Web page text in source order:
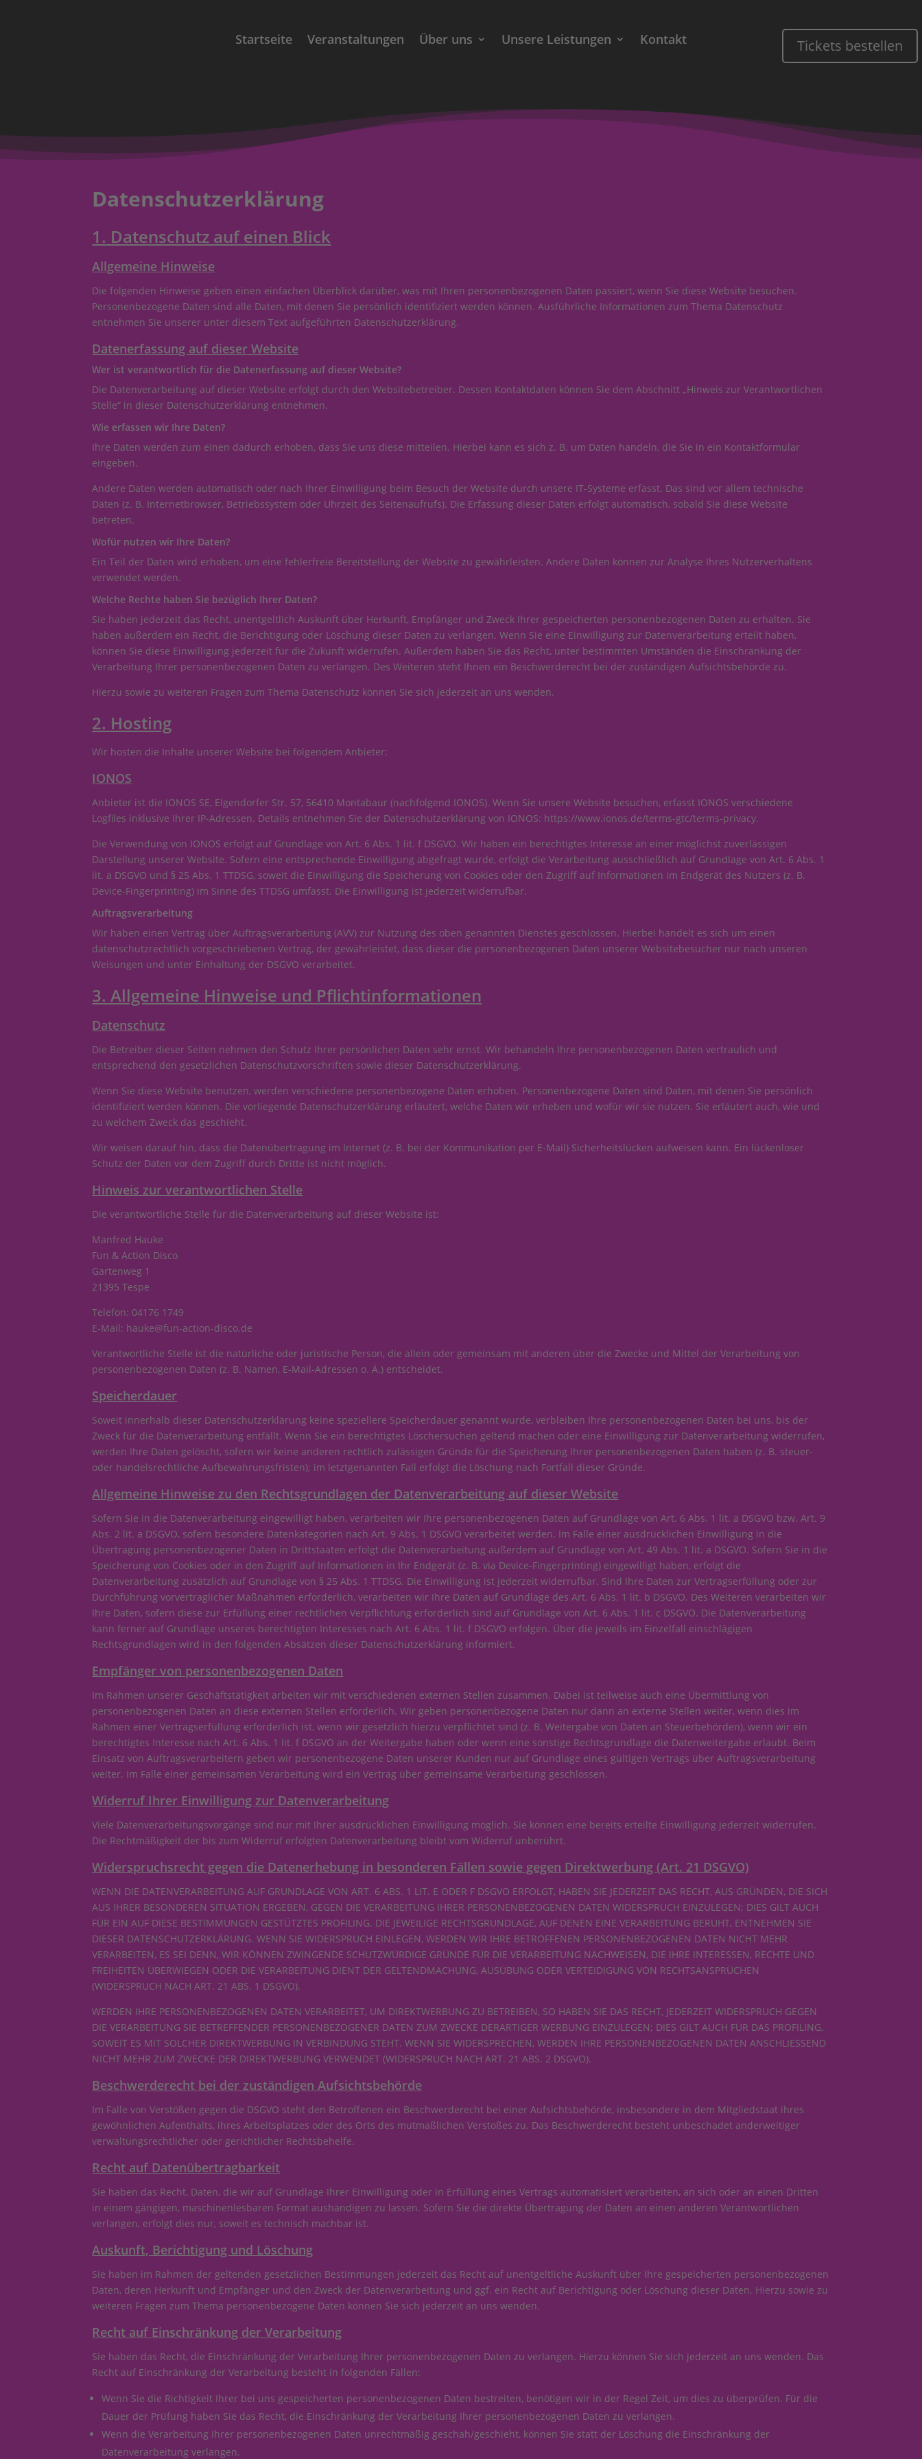
Startseite Veranstaltungen Über uns Unsere Leistungen Kontakt Tickets bestellen
Datenschutz­erklärung
1. Datenschutz auf einen Blick
Allgemeine Hinweise
Die folgenden Hinweise geben einen einfachen Überblick darüber, was mit Ihren personenbezogenen Daten passiert, wenn Sie diese Website besuchen.
Personenbezogene Daten sind alle Daten, mit denen Sie persönlich identifiziert werden können. Ausführliche Informationen zum Thema Datenschutz
entnehmen Sie unserer unter diesem Text aufgeführten Datenschutzerklärung.
Datenerfassung auf dieser Website
Wer ist verantwortlich für die Datenerfassung auf dieser Website?
Die Datenverarbeitung auf dieser Website erfolgt durch den Websitebetreiber. Dessen Kontaktdaten können Sie dem Abschnitt „Hinweis zur Verantwortlichen
Stelle“ in dieser Datenschutzerklärung entnehmen.
Wie erfassen wir Ihre Daten?
Ihre Daten werden zum einen dadurch erhoben, dass Sie uns diese mitteilen. Hierbei kann es sich z. B. um Daten handeln, die Sie in ein Kontaktformular
eingeben.
Andere Daten werden automatisch oder nach Ihrer Einwilligung beim Besuch der Website durch unsere IT-Systeme erfasst. Das sind vor allem technische
Daten (z. B. Internetbrowser, Betriebssystem oder Uhrzeit des Seitenaufrufs). Die Erfassung dieser Daten erfolgt automatisch, sobald Sie diese Website
betreten.
Wofür nutzen wir Ihre Daten?
Ein Teil der Daten wird erhoben, um eine fehlerfreie Bereitstellung der Website zu gewährleisten. Andere Daten können zur Analyse Ihres Nutzerverhaltens
verwendet werden.
Welche Rechte haben Sie bezüglich Ihrer Daten?
Sie haben jederzeit das Recht, unentgeltlich Auskunft über Herkunft, Empfänger und Zweck Ihrer gespeicherten personenbezogenen Daten zu erhalten. Sie
haben außerdem ein Recht, die Berichtigung oder Löschung dieser Daten zu verlangen. Wenn Sie eine Einwilligung zur Datenverarbeitung erteilt haben,
können Sie diese Einwilligung jederzeit für die Zukunft widerrufen. Außerdem haben Sie das Recht, unter bestimmten Umständen die Einschränkung der
Verarbeitung Ihrer personenbezogenen Daten zu verlangen. Des Weiteren steht Ihnen ein Beschwerderecht bei der zuständigen Aufsichtsbehörde zu.
Hierzu sowie zu weiteren Fragen zum Thema Datenschutz können Sie sich jederzeit an uns wenden.
2. Hosting
Wir hosten die Inhalte unserer Website bei folgendem Anbieter:
IONOS
Anbieter ist die IONOS SE, Elgendorfer Str. 57, 56410 Montabaur (nachfolgend IONOS). Wenn Sie unsere Website besuchen, erfasst IONOS verschiedene
Logfiles inklusive Ihrer IP-Adressen. Details entnehmen Sie der Datenschutzerklärung von IONOS: https://www.ionos.de/terms-gtc/terms-privacy.
Die Verwendung von IONOS erfolgt auf Grundlage von Art. 6 Abs. 1 lit. f DSGVO. Wir haben ein berechtigtes Interesse an einer möglichst zuverlässigen
Darstellung unserer Website. Sofern eine entsprechende Einwilligung abgefragt wurde, erfolgt die Verarbeitung ausschließlich auf Grundlage von Art. 6 Abs. 1
lit. a DSGVO und § 25 Abs. 1 TTDSG, soweit die Einwilligung die Speicherung von Cookies oder den Zugriff auf Informationen im Endgerät des Nutzers (z. B.
Device-Fingerprinting) im Sinne des TTDSG umfasst. Die Einwilligung ist jederzeit widerrufbar.
Auftragsverarbeitung
Wir haben einen Vertrag über Auftragsverarbeitung (AVV) zur Nutzung des oben genannten Dienstes geschlossen. Hierbei handelt es sich um einen
datenschutzrechtlich vorgeschriebenen Vertrag, der gewährleistet, dass dieser die personenbezogenen Daten unserer Websitebesucher nur nach unseren
Weisungen und unter Einhaltung der DSGVO verarbeitet.
3. Allgemeine Hinweise und Pflicht­informationen
Datenschutz
Die Betreiber dieser Seiten nehmen den Schutz Ihrer persönlichen Daten sehr ernst. Wir behandeln Ihre personenbezogenen Daten vertraulich und
entsprechend den gesetzlichen Datenschutzvorschriften sowie dieser Datenschutzerklärung.
Wenn Sie diese Website benutzen, werden verschiedene personenbezogene Daten erhoben. Personenbezogene Daten sind Daten, mit denen Sie persönlich
identifiziert werden können. Die vorliegende Datenschutzerklärung erläutert, welche Daten wir erheben und wofür wir sie nutzen. Sie erläutert auch, wie und
zu welchem Zweck das geschieht.
Wir weisen darauf hin, dass die Datenübertragung im Internet (z. B. bei der Kommunikation per E-Mail) Sicherheitslücken aufweisen kann. Ein lückenloser
Schutz der Daten vor dem Zugriff durch Dritte ist nicht möglich.
Hinweis zur verantwortlichen Stelle
Die verantwortliche Stelle für die Datenverarbeitung auf dieser Website ist:
Manfred Hauke
Fun & Action Disco
Gartenweg 1
21395 Tespe
Telefon: 04176 1749
E-Mail: hauke@fun-action-disco.de
Verantwortliche Stelle ist die natürliche oder juristische Person, die allein oder gemeinsam mit anderen über die Zwecke und Mittel der Verarbeitung von
personenbezogenen Daten (z. B. Namen, E-Mail-Adressen o. Ä.) entscheidet.
Speicherdauer
Soweit innerhalb dieser Datenschutzerklärung keine speziellere Speicherdauer genannt wurde, verbleiben Ihre personenbezogenen Daten bei uns, bis der
Zweck für die Datenverarbeitung entfällt. Wenn Sie ein berechtigtes Löschersuchen geltend machen oder eine Einwilligung zur Datenverarbeitung widerrufen,
werden Ihre Daten gelöscht, sofern wir keine anderen rechtlich zulässigen Gründe für die Speicherung Ihrer personenbezogenen Daten haben (z. B. steuer-
oder handelsrechtliche Aufbewahrungsfristen); im letztgenannten Fall erfolgt die Löschung nach Fortfall dieser Gründe.
Allgemeine Hinweise zu den Rechtsgrundlagen der Datenverarbeitung auf dieser Website
Sofern Sie in die Datenverarbeitung eingewilligt haben, verarbeiten wir Ihre personenbezogenen Daten auf Grundlage von Art. 6 Abs. 1 lit. a DSGVO bzw. Art. 9
Abs. 2 lit. a DSGVO, sofern besondere Datenkategorien nach Art. 9 Abs. 1 DSGVO verarbeitet werden. Im Falle einer ausdrücklichen Einwilligung in die
Übertragung personenbezogener Daten in Drittstaaten erfolgt die Datenverarbeitung außerdem auf Grundlage von Art. 49 Abs. 1 lit. a DSGVO. Sofern Sie in die
Speicherung von Cookies oder in den Zugriff auf Informationen in Ihr Endgerät (z. B. via Device-Fingerprinting) eingewilligt haben, erfolgt die
Datenverarbeitung zusätzlich auf Grundlage von § 25 Abs. 1 TTDSG. Die Einwilligung ist jederzeit widerrufbar. Sind Ihre Daten zur Vertragserfüllung oder zur
Durchführung vorvertraglicher Maßnahmen erforderlich, verarbeiten wir Ihre Daten auf Grundlage des Art. 6 Abs. 1 lit. b DSGVO. Des Weiteren verarbeiten wir
Ihre Daten, sofern diese zur Erfüllung einer rechtlichen Verpflichtung erforderlich sind auf Grundlage von Art. 6 Abs. 1 lit. c DSGVO. Die Datenverarbeitung
kann ferner auf Grundlage unseres berechtigten Interesses nach Art. 6 Abs. 1 lit. f DSGVO erfolgen. Über die jeweils im Einzelfall einschlägigen
Rechtsgrundlagen wird in den folgenden Absätzen dieser Datenschutzerklärung informiert.
Empfänger von personenbezogenen Daten
Im Rahmen unserer Geschäftstätigkeit arbeiten wir mit verschiedenen externen Stellen zusammen. Dabei ist teilweise auch eine Übermittlung von
personenbezogenen Daten an diese externen Stellen erforderlich. Wir geben personenbezogene Daten nur dann an externe Stellen weiter, wenn dies im
Rahmen einer Vertragserfüllung erforderlich ist, wenn wir gesetzlich hierzu verpflichtet sind (z. B. Weitergabe von Daten an Steuerbehörden), wenn wir ein
berechtigtes Interesse nach Art. 6 Abs. 1 lit. f DSGVO an der Weitergabe haben oder wenn eine sonstige Rechtsgrundlage die Datenweitergabe erlaubt. Beim
Einsatz von Auftragsverarbeitern geben wir personenbezogene Daten unserer Kunden nur auf Grundlage eines gültigen Vertrags über Auftragsverarbeitung
weiter. Im Falle einer gemeinsamen Verarbeitung wird ein Vertrag über gemeinsame Verarbeitung geschlossen.
Widerruf Ihrer Einwilligung zur Datenverarbeitung
Viele Datenverarbeitungsvorgänge sind nur mit Ihrer ausdrücklichen Einwilligung möglich. Sie können eine bereits erteilte Einwilligung jederzeit widerrufen.
Die Rechtmäßigkeit der bis zum Widerruf erfolgten Datenverarbeitung bleibt vom Widerruf unberührt.
Widerspruchsrecht gegen die Datenerhebung in besonderen Fällen sowie gegen Direktwerbung (Art. 21 DSGVO)
WENN DIE DATENVERARBEITUNG AUF GRUNDLAGE VON ART. 6 ABS. 1 LIT. E ODER F DSGVO ERFOLGT, HABEN SIE JEDERZEIT DAS RECHT, AUS GRÜNDEN, DIE SICH
AUS IHRER BESONDEREN SITUATION ERGEBEN, GEGEN DIE VERARBEITUNG IHRER PERSONENBEZOGENEN DATEN WIDERSPRUCH EINZULEGEN; DIES GILT AUCH
FÜR EIN AUF DIESE BESTIMMUNGEN GESTÜTZTES PROFILING. DIE JEWEILIGE RECHTSGRUNDLAGE, AUF DENEN EINE VERARBEITUNG BERUHT, ENTNEHMEN SIE
DIESER DATENSCHUTZERKLÄRUNG. WENN SIE WIDERSPRUCH EINLEGEN, WERDEN WIR IHRE BETROFFENEN PERSONENBEZOGENEN DATEN NICHT MEHR
VERARBEITEN, ES SEI DENN, WIR KÖNNEN ZWINGENDE SCHUTZWÜRDIGE GRÜNDE FÜR DIE VERARBEITUNG NACHWEISEN, DIE IHRE INTERESSEN, RECHTE UND
FREIHEITEN ÜBERWIEGEN ODER DIE VERARBEITUNG DIENT DER GELTENDMACHUNG, AUSÜBUNG ODER VERTEIDIGUNG VON RECHTSANSPRÜCHEN
(WIDERSPRUCH NACH ART. 21 ABS. 1 DSGVO).
WERDEN IHRE PERSONENBEZOGENEN DATEN VERARBEITET, UM DIREKTWERBUNG ZU BETREIBEN, SO HABEN SIE DAS RECHT, JEDERZEIT WIDERSPRUCH GEGEN
DIE VERARBEITUNG SIE BETREFFENDER PERSONENBEZOGENER DATEN ZUM ZWECKE DERARTIGER WERBUNG EINZULEGEN; DIES GILT AUCH FÜR DAS PROFILING,
SOWEIT ES MIT SOLCHER DIREKTWERBUNG IN VERBINDUNG STEHT. WENN SIE WIDERSPRECHEN, WERDEN IHRE PERSONENBEZOGENEN DATEN ANSCHLIESSEND
NICHT MEHR ZUM ZWECKE DER DIREKTWERBUNG VERWENDET (WIDERSPRUCH NACH ART. 21 ABS. 2 DSGVO).
Beschwerde­recht bei der zuständigen Aufsichts­behörde
Im Falle von Verstößen gegen die DSGVO steht den Betroffenen ein Beschwerderecht bei einer Aufsichtsbehörde, insbesondere in dem Mitgliedstaat ihres
gewöhnlichen Aufenthalts, ihres Arbeitsplatzes oder des Orts des mutmaßlichen Verstoßes zu. Das Beschwerderecht besteht unbeschadet anderweitiger
verwaltungsrechtlicher oder gerichtlicher Rechtsbehelfe.
Recht auf Daten­übertrag­barkeit
Sie haben das Recht, Daten, die wir auf Grundlage Ihrer Einwilligung oder in Erfüllung eines Vertrags automatisiert verarbeiten, an sich oder an einen Dritten
in einem gängigen, maschinenlesbaren Format aushändigen zu lassen. Sofern Sie die direkte Übertragung der Daten an einen anderen Verantwortlichen
verlangen, erfolgt dies nur, soweit es technisch machbar ist.
Auskunft, Berichtigung und Löschung
Sie haben im Rahmen der geltenden gesetzlichen Bestimmungen jederzeit das Recht auf unentgeltliche Auskunft über Ihre gespeicherten personenbezogenen
Daten, deren Herkunft und Empfänger und den Zweck der Datenverarbeitung und ggf. ein Recht auf Berichtigung oder Löschung dieser Daten. Hierzu sowie zu
weiteren Fragen zum Thema personenbezogene Daten können Sie sich jederzeit an uns wenden.
Recht auf Einschränkung der Verarbeitung
Sie haben das Recht, die Einschränkung der Verarbeitung Ihrer personenbezogenen Daten zu verlangen. Hierzu können Sie sich jederzeit an uns wenden. Das
Recht auf Einschränkung der Verarbeitung besteht in folgenden Fällen:
Wenn Sie die Richtigkeit Ihrer bei uns gespeicherten personenbezogenen Daten bestreiten, benötigen wir in der Regel Zeit, um dies zu überprüfen. Für die
Dauer der Prüfung haben Sie das Recht, die Einschränkung der Verarbeitung Ihrer personenbezogenen Daten zu verlangen.
Wenn die Verarbeitung Ihrer personenbezogenen Daten unrechtmäßig geschah/geschieht, können Sie statt der Löschung die Einschränkung der
Datenverarbeitung verlangen.